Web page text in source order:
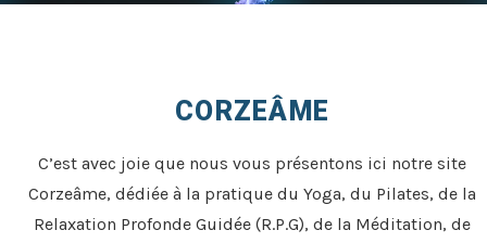
CORZEÂME
C’est avec joie que nous vous présentons ici notre site
Corzeâme, dédiée à la pratique du Yoga, du Pilates, de la
Relaxation Profonde Guidée (R.P.G), de la Méditation, de